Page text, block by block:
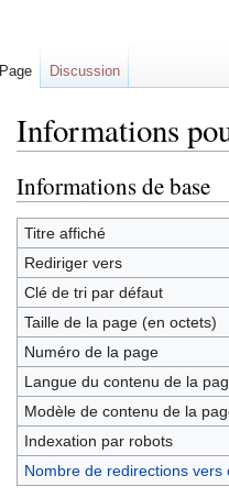
Informations
Informations de base
Titre affiché
Rediriger vers
Clé de tri par défaut
Taille de la page (en octets)
Numéro de la page
Langue du contenu de la
Modèle de contenu de la
Indexation par robots
Nombre de redirections vers
Page Discussion